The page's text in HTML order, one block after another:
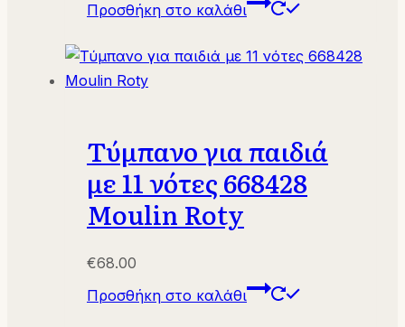
Προσθήκη στο καλάθι
Τύμπανο για παιδιά
με 11 νότες 668428
Moulin Roty
€68.00
Προσθήκη στο καλάθι